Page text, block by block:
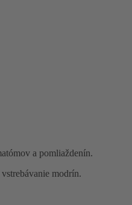
a pomliaždenín.
modrín.